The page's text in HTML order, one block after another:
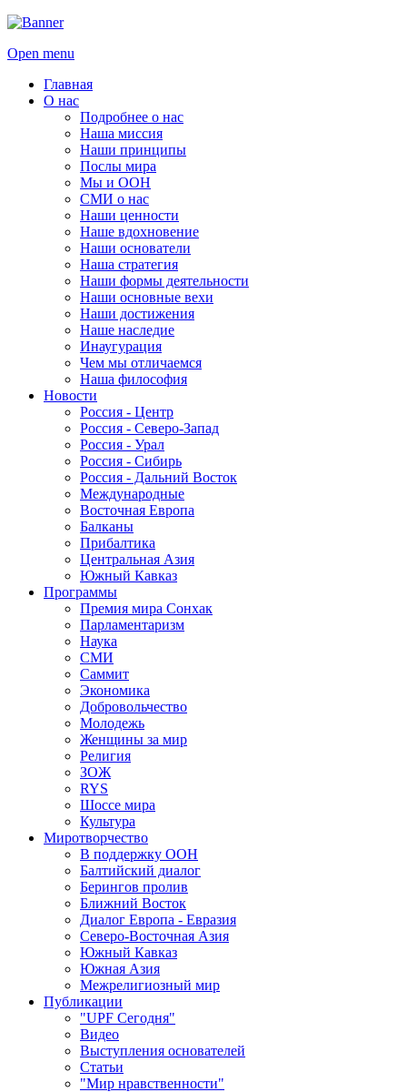
Open menu
Главная
О нас
Подробнее о нас
Наша миссия
Наши принципы
Послы мира
Мы и ООН
СМИ о нас
Наши ценности
Наше вдохновение
Наши основатели
Наша стратегия
Наши формы деятельности
Наши основные вехи
Наши достижения
Наше наследие
Инаугурация
Чем мы отличаемся
Наша философия
Новости
Россия - Центр
Россия - Северо-Запад
Россия - Урал
Россия - Сибирь
Россия - Дальний Восток
Международные
Восточная Европа
Балканы
Прибалтика
Центральная Азия
Южный Кавказ
Программы
Премия мира Сонхак
Парламентаризм
Наука
СМИ
Саммит
Экономика
Добровольчество
Молодежь
Женщины за мир
Религия
ЗОЖ
RYS
Шоссе мира
Культура
Миротворчество
В поддержку ООН
Балтийский диалог
Берингов пролив
Ближний Восток
Диалог Европа - Евразия
Северо-Восточная Азия
Южный Кавказ
Южная Азия
Межрелигиозный мир
Публикации
"UPF Сегодня"
Видео
Выступления основателей
Статьи
"Мир нравственности"